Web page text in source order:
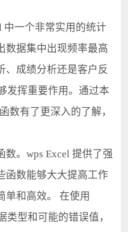
一个非常实用的统计
数据集中出现频率最高
、成绩分析还是客户反
发挥重要作用。通过本
数有了更深入的了解，
。wps Excel 提供了强
函数能够大大提高工作
单和高效。 在使用
类型和可能的错误值，